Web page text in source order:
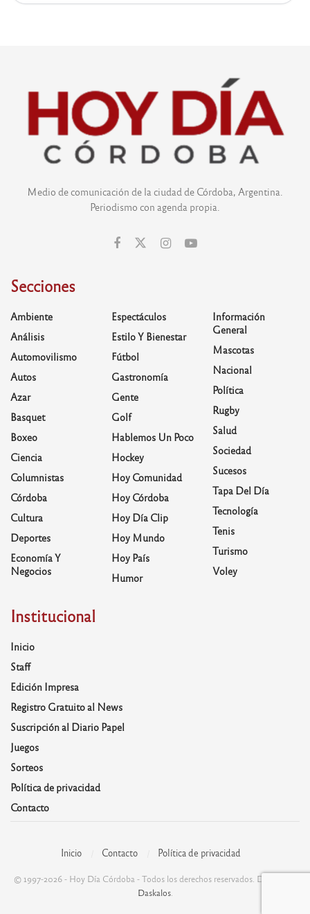
Medio de comunicación de la ciudad de Córdoba, Argentina.
Periodismo con agenda propia.
Secciones
Ambiente
Análisis
Automovilismo
Autos
Azar
Basquet
Boxeo
Ciencia
Columnistas
Córdoba
Cultura
Deportes
Economía Y
Negocios
Espectáculos
Estilo Y Bienestar
Fútbol
Gastronomía
Gente
Golf
Hablemos Un Poco
Hockey
Hoy Comunidad
Hoy Córdoba
Hoy Día Clip
Hoy Mundo
Hoy País
Humor
Información
General
Mascotas
Nacional
Política
Rugby
Salud
Sociedad
Sucesos
Tapa Del Día
Tecnología
Tenis
Turismo
Voley
Institucional
Inicio
Staff
Edición Impresa
Registro Gratuito al News
Suscripción al Diario Papel
Juegos
Sorteos
Política de privacidad
Contacto
Inicio Contacto Política de privacidad
© 1997-2026 - Hoy Día Córdoba - Todos los derechos reservados. Desarrolla:
Daskalos.